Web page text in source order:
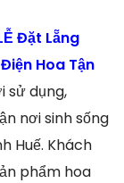
Đặt Lẵng
Hoa Tận
sử dụng,
nơi sinh sống
Huế. Khách
phẩm hoa